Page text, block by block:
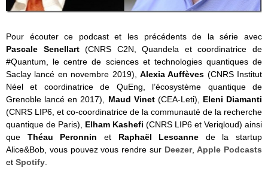
Pour écouter ce podcast et les précédents de la série avec
Pascale Senellart(CNRS C2N, Quandela et coordinatrice de
#Quantum, le centre de sciences et technologies quantiques de
Saclay lancé en novembre 2019), Alexia Auffèves (CNRS Institut
Néel et coordinatrice de QuEng, l’écosystème quantique de
Grenoble lancé en 2017), Maud Vinet (CEA-Leti), Eleni Diamanti
(CNRS LIP6, et co-coordinatrice de la communauté de la recherche
quantique de Paris), Elham Kashefi (CNRS LIP6 et Veriqloud) ainsi
que Théau Peronnin et Raphaël Lescanne de la startup
Alice&Bob, vous pouvez vous rendre sur Deezer,Apple Podcasts
et Spotify